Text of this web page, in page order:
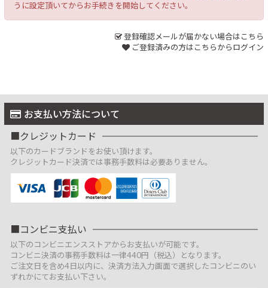
うに設定頂いてからお手続きを開始してください。
登録確認メールが届かない場合はこちら
ご登録済みの方はこちらからログイン
お支払い方法について
クレジットカード
以下のカードブランドをお使い頂けます。
クレジットカード決済では事務手数料は必要ありません。
コンビニ支払い
以下のコンビニエンスストアからお支払いが可能です。
コンビニ決済の事務手数料は一律440円（税込）となります。
ご注文日を含め4日以内に、決済方法入力画面で選択したコンビニのい
ずれかにてお支払い下さい。